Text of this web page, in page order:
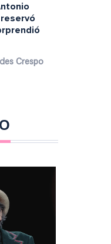
Crespo